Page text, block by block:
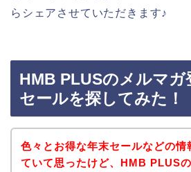
らシェアさせていただきます♪
HMB PLUSのメルマガ
セールを探してみた！
色々とお得な年末セールなどの情
ていて思ったけど、HMB PLUS